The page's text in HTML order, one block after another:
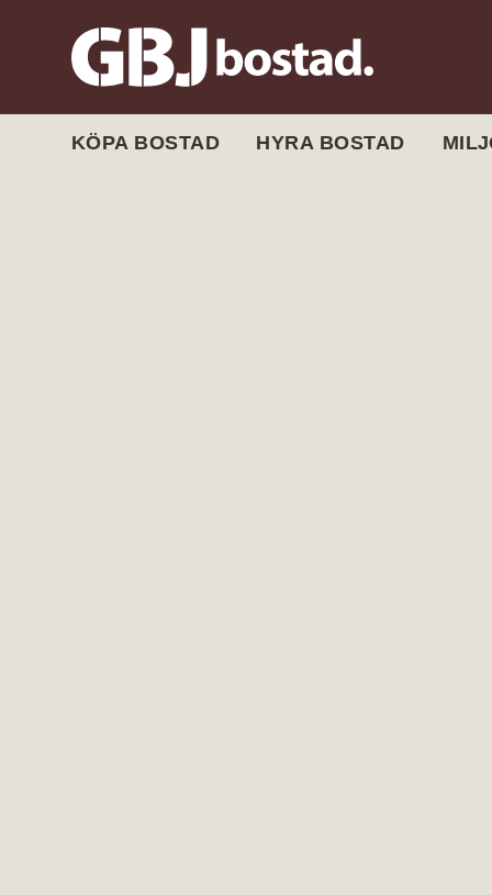
KÖPA BOSTAD HYRA BOSTAD